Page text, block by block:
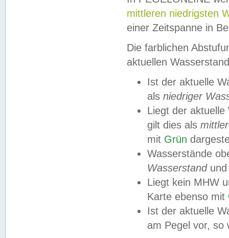
mittleren niedrigsten
einer Zeitspanne in
Die farblichen
aktuellen
Ist der aktuelle
als niedriger
Liegt der
gilt dies als
mit Grün
Wasserstände
Wasserstandund
Liegt kein MHW
Karte ebenso mit
Ist der aktuelle
am Pegel vor,